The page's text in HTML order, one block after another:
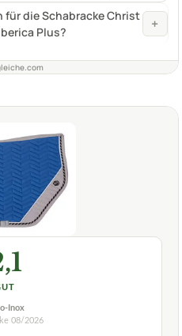
die Schabracke Christ
Plus?
+
Inox
08/2026